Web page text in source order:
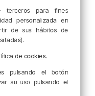
terceros para fines
personalizada en
de sus hábitos de
de cookies.
pulsando el botón
su uso pulsando el